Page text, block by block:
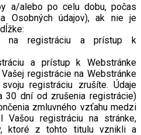
a/alebo po celu dobu, počas
Osobných údajov), ak nie je
na registráciu a prístup k
a prístup k Webstránke
registrácie na Webstránke
registráciu zrušíte. Údaje
30 dní od zrušenia registrácie)
zmluvného vzťahu medzi
registráciu na stránke,
ktoré z tohto titulu vznikli a